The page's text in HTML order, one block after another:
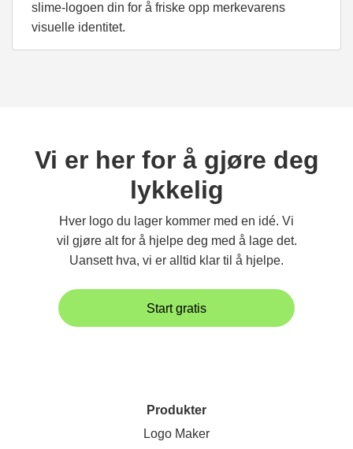
slime-logoen din for å friske opp merkevarens
visuelle identitet.
Vi er her for å gjøre deg
lykkelig
Hver logo du lager kommer med en idé. Vi
vil gjøre alt for å hjelpe deg med å lage det.
Uansett hva, vi er alltid klar til å hjelpe.
Start gratis
Produkter
Logo Maker